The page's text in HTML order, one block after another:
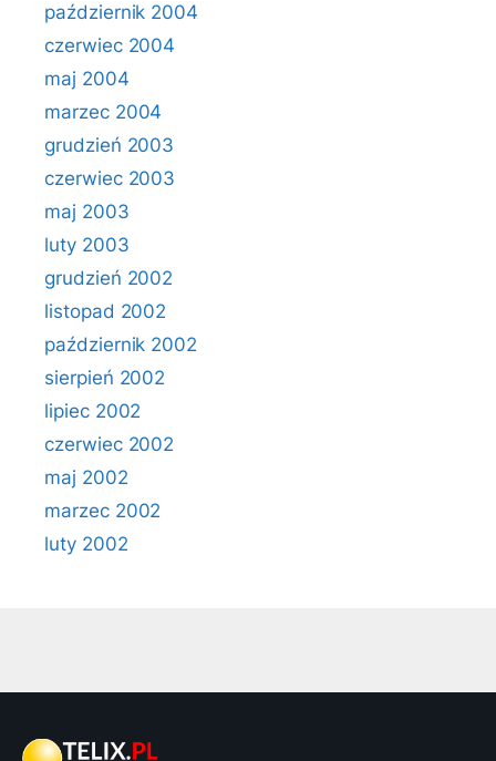
październik 2004
czerwiec 2004
maj 2004
marzec 2004
grudzień 2003
czerwiec 2003
maj 2003
luty 2003
grudzień 2002
listopad 2002
październik 2002
sierpień 2002
lipiec 2002
czerwiec 2002
maj 2002
marzec 2002
luty 2002